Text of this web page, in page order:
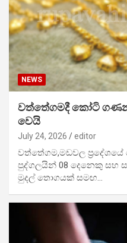
NEWS
වත්තේගමදී කෝටි
වෙයි
July 24, 2026 editor
වත්තේගම,මඩවල
පුද්ගලයින් 08 දෙනෙකු සහ
මුදල් තොගයක් සමඟ…